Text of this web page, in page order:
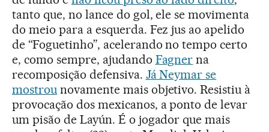
tanto que, no lance do gol, ele se movimenta
do meio para a esquerda. Fez jus ao apelido
de “Foguetinho”, acelerando no tempo certo
e, como sempre, ajudando Fagner na
recomposição defensiva. Já Neymar se
mostrounovamente mais objetivo. Resistiu à
provocação dos mexicanos, a ponto de levar
um pisão de Layún. É o jogador que mais